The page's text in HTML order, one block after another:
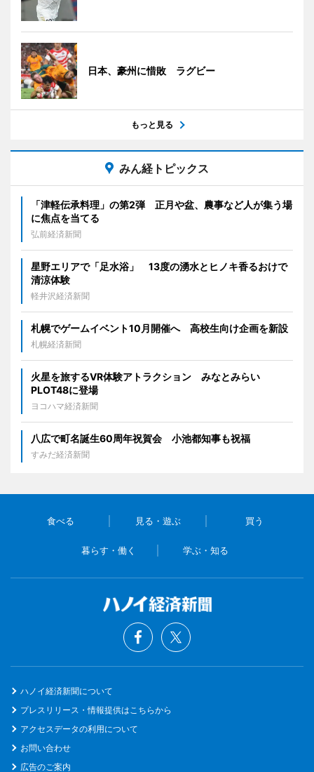
日本、豪州に惜敗 ラグビー
もっと見る
みん経トピックス
「津軽伝承料理」の第2弾 正月や盆、農事など人が集う場
に焦点を当てる
弘前経済新聞
星野エリアで「足水浴」 13度の湧水とヒノキ香るおけで
清涼体験
軽井沢経済新聞
札幌でゲームイベント10月開催へ 高校生向け企画を新設
札幌経済新聞
火星を旅するVR体験アトラクション みなとみらい
PLOT48に登場
ヨコハマ経済新聞
八広で町名誕生60周年祝賀会 小池都知事も祝福
すみだ経済新聞
食べる 見る・遊ぶ 買う
暮らす・働く 学ぶ・知る
ハノイ経済新聞について
プレスリリース・情報提供はこちらから
アクセスデータの利用について
お問い合わせ
広告のご案内